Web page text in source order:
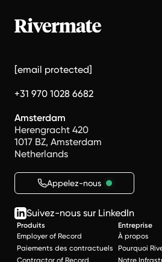
[email protected]
+31 970 1028 6682
Amsterdam
Herengracht 420
1017 BZ, Amsterdam
Netherlands
Appelez-nous
Suivez-nous sur LinkedIn
Produits
Employer of Record
Paiements des contractuels
Contractor of Record
Entreprise
À propos
Pourquoi
Notre